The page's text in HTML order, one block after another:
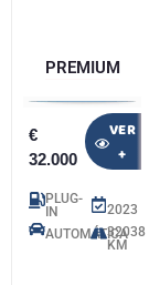
PREMIUM
€
32.000
VER
+
PLUG-
IN
AUTOMÁTICA
2023
32038
KM